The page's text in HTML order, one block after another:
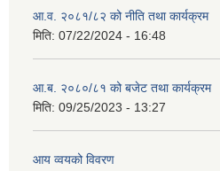
आ.व. २०८१/८२ को नीति तथा कार्यक्रम
मिति: 07/22/2024 - 16:48
आ.ब. २०८०/८१ को बजेट तथा कार्यक्रम
मिति: 09/25/2023 - 13:27
आय व्वयको विवरण